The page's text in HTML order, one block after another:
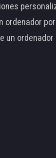
ordenador
un